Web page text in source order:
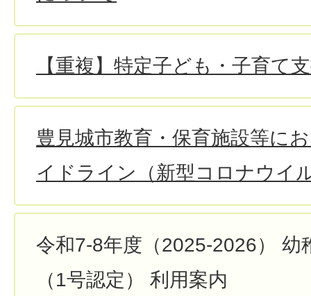
【重複】特定子ども・子育て
豊見城市教育・保育施設等に
イドライン（新型コロナウイ
令和7-8年度（2025-2026） 幼
（1号認定） 利用案内